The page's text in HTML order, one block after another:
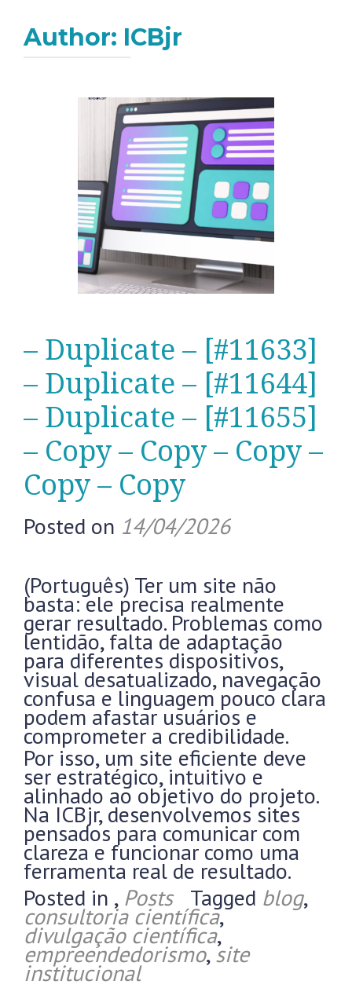
Author: ICBjr
– Duplicate – [#11633]
– Duplicate – [#11644]
– Duplicate – [#11655]
– Copy – Copy – Copy –
Copy – Copy
Posted on 14/04/2026
(Português) Ter um site não
basta: ele precisa realmente
gerar resultado. Problemas como
lentidão, falta de adaptação
para diferentes dispositivos,
visual desatualizado, navegação
confusa e linguagem pouco clara
podem afastar usuários e
comprometer a credibilidade.
Por isso, um site eficiente deve
ser estratégico, intuitivo e
alinhado ao objetivo do projeto.
Na ICBjr, desenvolvemos sites
pensados para comunicar com
clareza e funcionar como uma
ferramenta real de resultado.
Posted in , Posts Tagged blog,
consultoria científica,
divulgação científica,
empreendedorismo,site
institucional